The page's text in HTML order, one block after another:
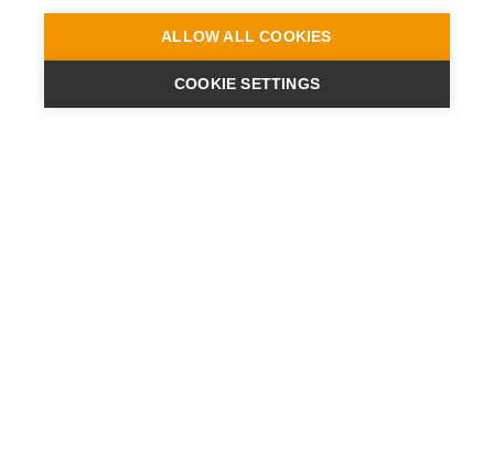
ALLOW ALL COOKIES
COOKIE SETTINGS